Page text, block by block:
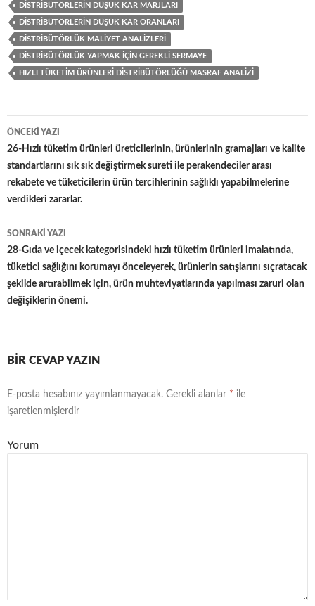
DISTRIBÜTÖRLERIN DÜŞÜK KAR MARJLARI
DISTRIBÜTÖRLERIN DÜŞÜK KAR ORANLARI
DISTRIBÜTÖRLÜK MALIYET ANALIZLERI
DISTRIBÜTÖRLÜK YAPMAK IÇIN GEREKLI SERMAYE
HIZLI TÜKETIM ÜRÜNLERI DISTRIBÜTÖRLÜĞÜ MASRAF ANALIZI
Yazı
dolaşımı
ÖNCEKI YAZI
26-Hızlı tüketim ürünleri üreticilerinin, ürünlerinin gramajları ve kalite
standartlarını sık sık değiştirmek sureti ile perakendeciler arası
rekabete ve tüketicilerin ürün tercihlerinin sağlıklı yapabilmelerine
verdikleri zararlar.
SONRAKI YAZI
28-Gıda ve içecek kategorisindeki hızlı tüketim ürünleri imalatında,
tüketici sağlığını korumayı önceleyerek, ürünlerin satışlarını sıçratacak
şekilde artırabilmek için, ürün muhteviyatlarında yapılması zaruri olan
değişiklerin önemi.
BIR CEVAP YAZIN
E-posta hesabınız yayımlanmayacak. Gerekli alanlar * ile
işaretlenmişlerdir
Yorum